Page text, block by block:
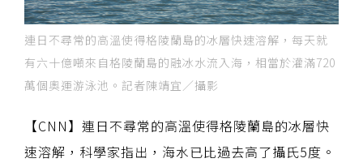
連日不尋常的高溫使得格陵蘭島的冰層快速溶解，每天就
有六十億噸來自格陵蘭島的融冰水流入海，相當於灌滿720
萬個奧運游泳池。記者陳靖宜／攝影
【CNN】連日不尋常的高溫使得格陵蘭島的冰層快
速溶解，科學家指出，海水已比過去高了攝氏5度。